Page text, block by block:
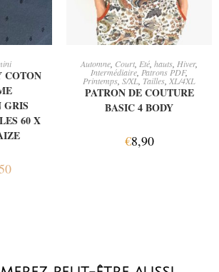
COTON
GRIS
60 X
AJOUTER AU PANIER
Automne Court Eté hauts Hiver,
Intermédiaire Patrons PDF,
Printemps S/XL Tailles XL/4XL
PATRON DE COUTURE
BASIC 4 BODY
€8,90